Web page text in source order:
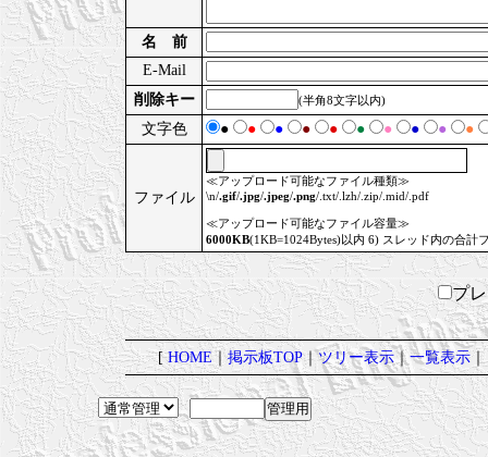
名 前
E-Mail
削除キー
(半角8文字以内)
文字色 ● ● ● ● ● ● ● ● ● ●
ファイル
≪アップロード可能なファイル種類≫
\n/.gif/.jpg/.jpeg/.png/.txt/.lzh/.zip/.mid/.pdf
≪アップロード可能なファイル容量≫
6000KB(1KB=1024Bytes)以内 6) スレッド内の合計
プ
[HOME｜掲示板TOP｜ツリー表示｜一覧表示｜